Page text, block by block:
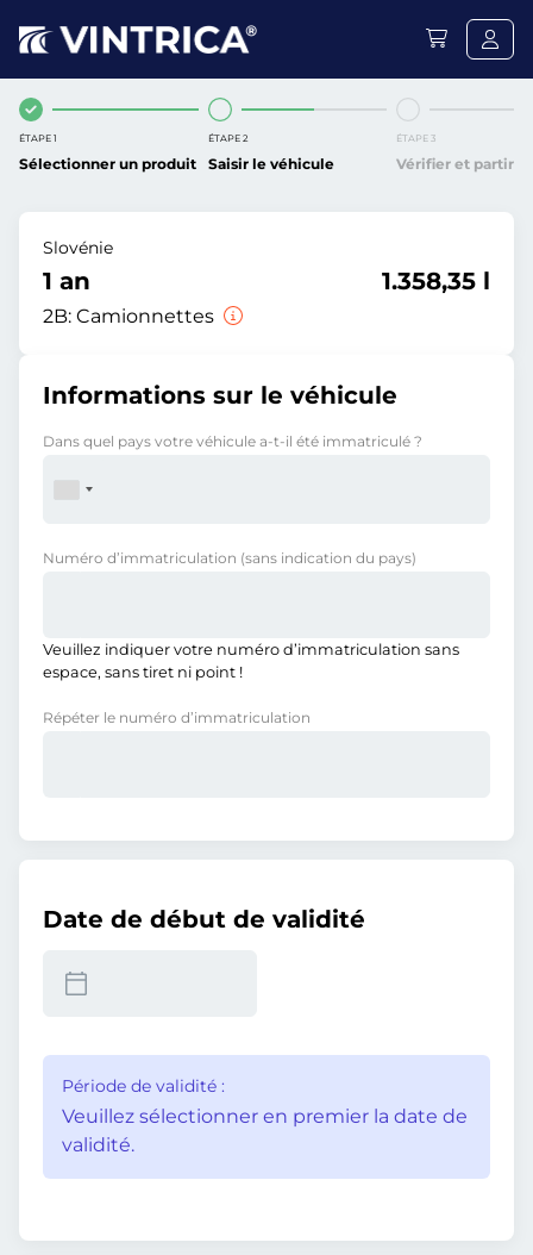
ÉTAPE 1
Sélectionner un produit
ÉTAPE 2
Saisir le véhicule
ÉTAPE 3
Vérifier et partir
Slovénie
1 an
2B: Camionnettes
1.358,35 l
Informations sur le véhicule
Dans quel pays votre véhicule a-t-il été immatriculé ?
Numéro d’immatriculation (sans indication du pays)
Veuillez indiquer votre numéro d’immatriculation sans
espace, sans tiret ni point !
Répéter le numéro d’immatriculation
Date de début de validité
Période de validité :
Veuillez sélectionner en premier la date de
validité.